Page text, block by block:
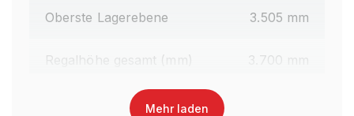
Oberste Lagerebene 3.505 mm
Regalhöhe gesamt (mm) 3.700 mm
Oberfläche KragarmeMehr laden